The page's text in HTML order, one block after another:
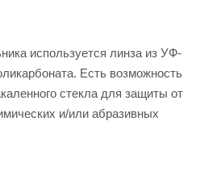
используется линза из УФ-
Есть возможность
стекла для защиты от
и/или абразивных